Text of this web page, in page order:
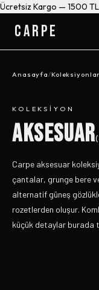
Ücretsiz Kargo — 1500
CARPE
Anasayfa/
KOLEKSIYON
AKSESUAR(
Carpe aksesuar
çantalar, grunge bere
alternatif güneş
rozetlerden oluşur.
küçük detaylar burada